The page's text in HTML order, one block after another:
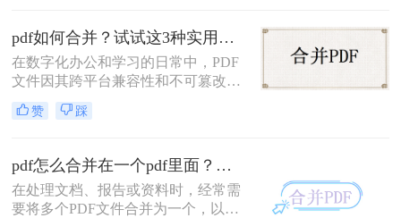
pdf如何合并？试试这3种实用合并方法！
在数字化办公和学习的日常中，PDF
文件因其跨平台兼容性和不可篡改性
而广受欢迎。然而，当需要处理多个
PDF文件时，将它们合并成一个文件
并呢？本文将介绍三种合并PDF文件
的方法。
赞 踩
pdf怎么合并在一个pdf里面？这二种合并方法了解下！
在处理文档、报告或资料时，经常需
要将多个PDF文件合并为一个，以便